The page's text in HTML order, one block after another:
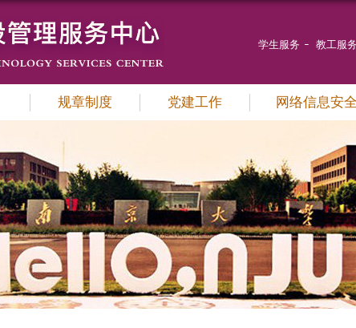
学生服务 教工服务
规章制度 党建工作 网络信息安全